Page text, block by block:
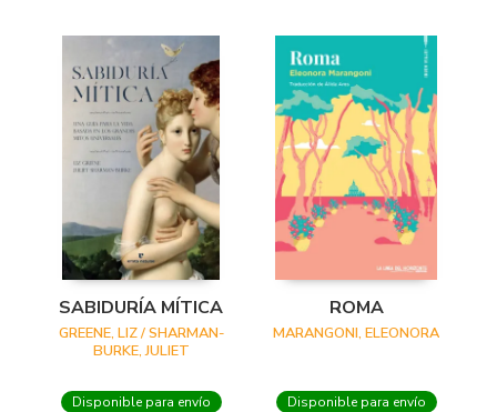
SABIDURÍA MÍTICA
GREENE, LIZ / SHARMAN-
BURKE, JULIET
Disponible para envío
ROMA
MARANGONI, ELEONORA
Disponible para envío